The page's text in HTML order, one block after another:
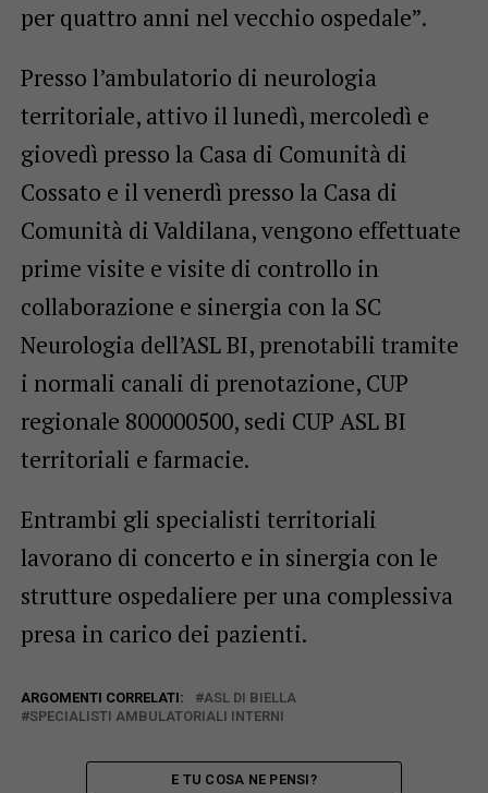
per quattro anni nel vecchio ospedale”.
Presso l’ambulatorio di neurologia
territoriale, attivo il lunedì, mercoledì e
giovedì presso la Casa di Comunità di
Cossato e il venerdì presso la Casa di
Comunità di Valdilana, vengono effettuate
prime visite e visite di controllo in
collaborazione e sinergia con la SC
Neurologia dell’ASL BI, prenotabili tramite
i normali canali di prenotazione, CUP
regionale 800000500, sedi CUP ASL BI
territoriali e farmacie.
Entrambi gli specialisti territoriali
lavorano di concerto e in sinergia con le
strutture ospedaliere per una complessiva
presa in carico dei pazienti.
ARGOMENTI CORRELATI:
ASL DI BIELLA
SPECIALISTI AMBULATORIALI INTERNI
E TU COSA NE PENSI?